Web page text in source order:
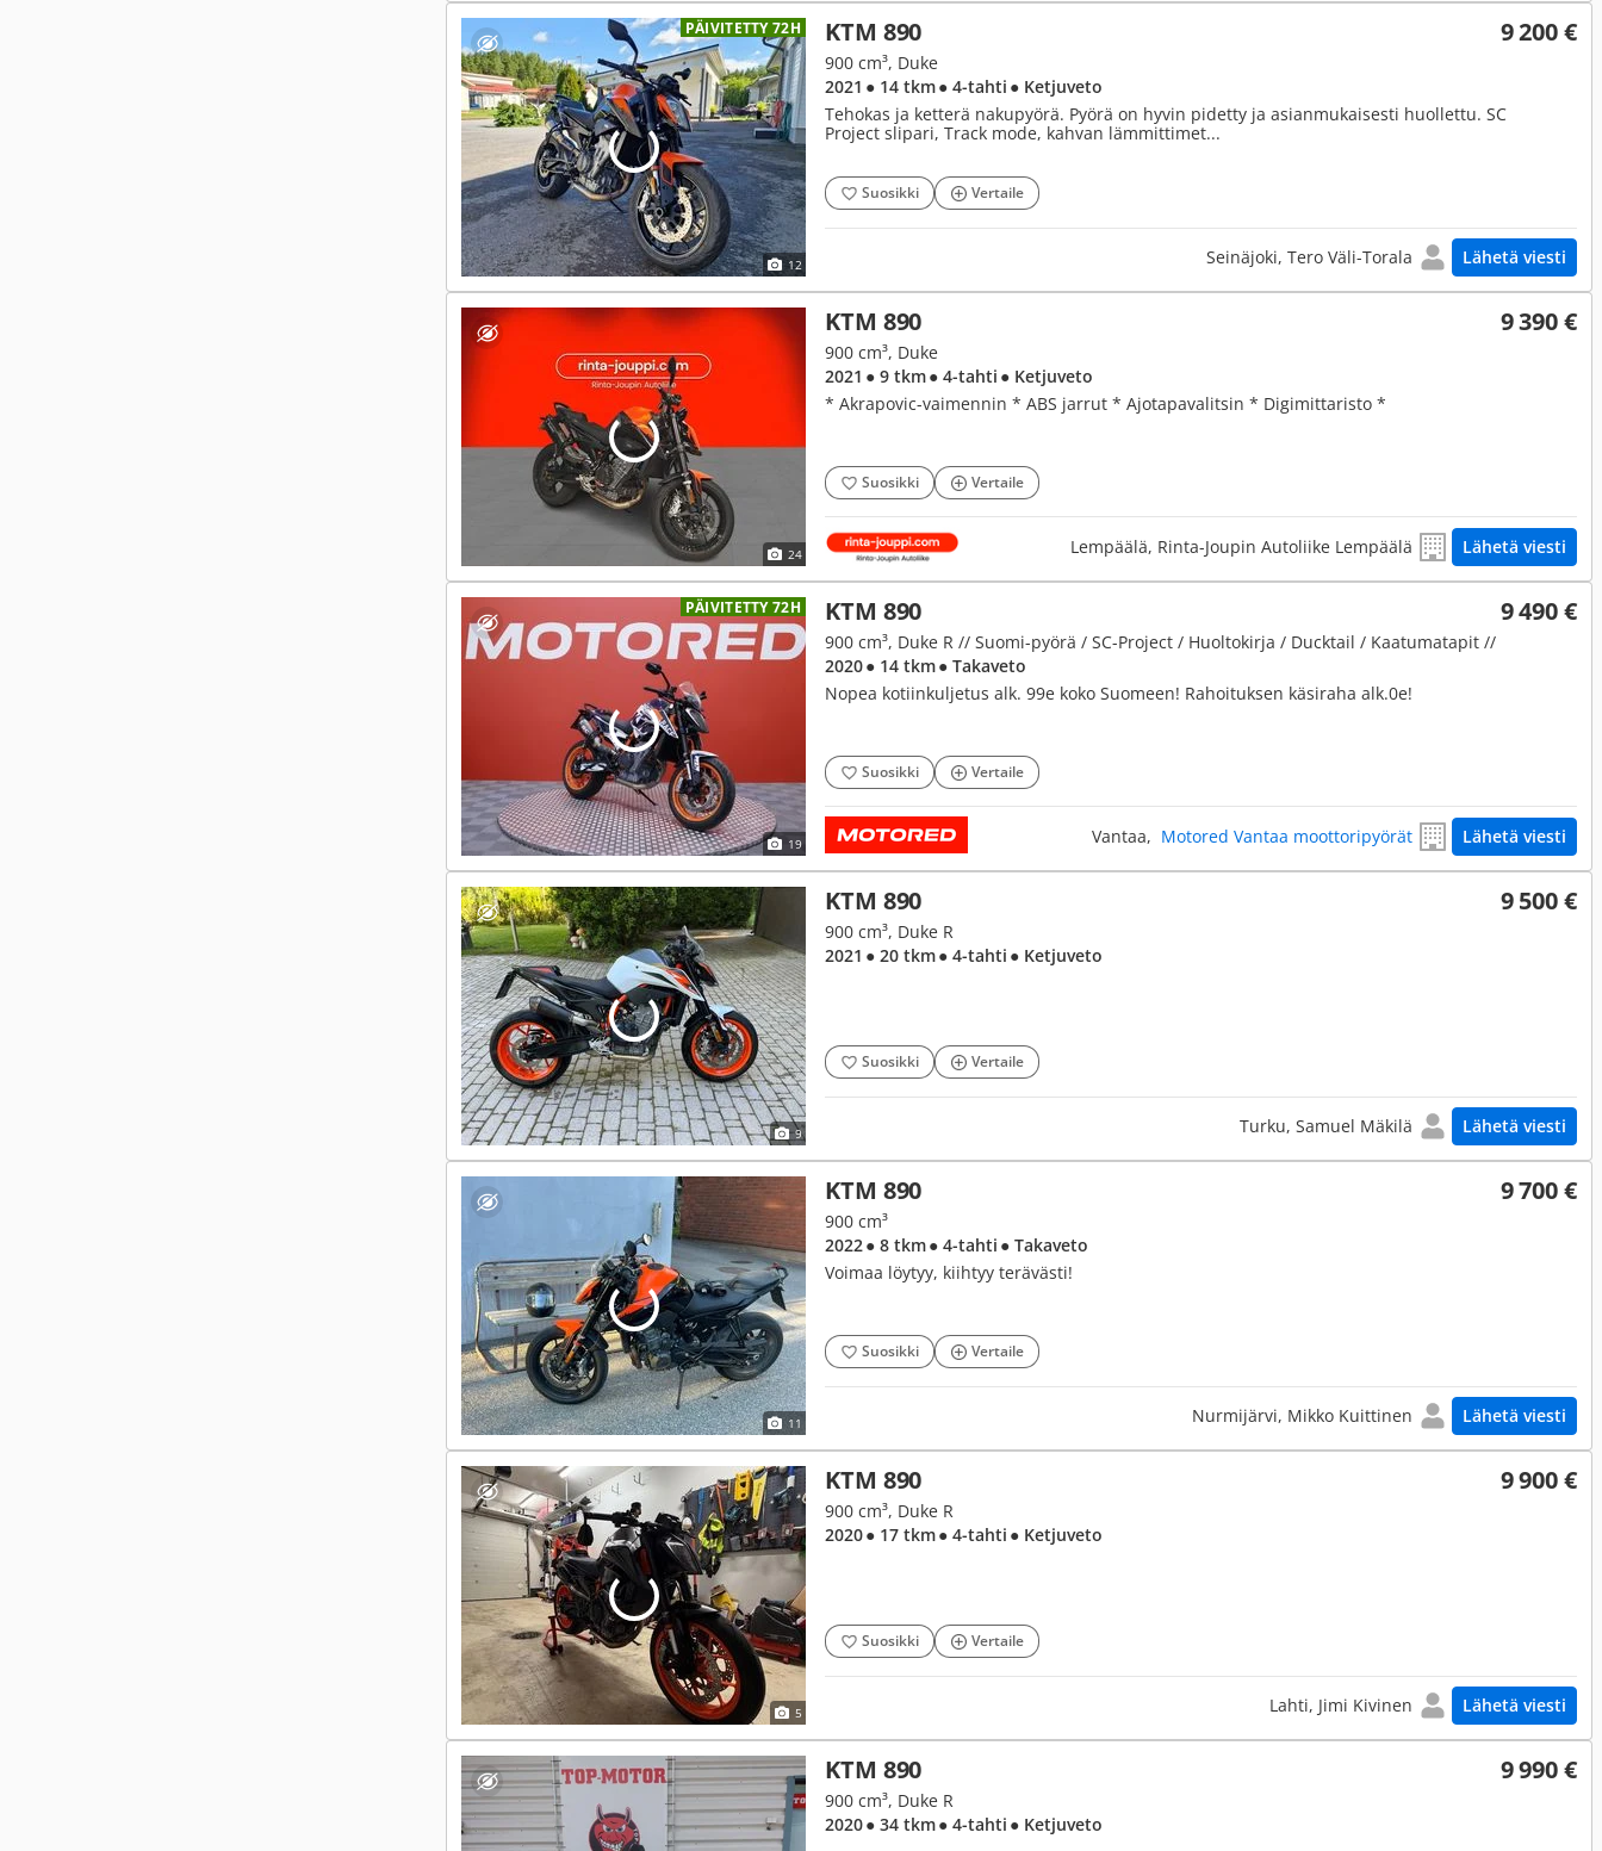
PÄIVITETTY 72H
12
KTM 890 9 200 €
900 cm³, Duke
2021 ● 14 tkm● 4-tahti ● Ketjuveto
Tehokas ja ketterä nakupyörä. Pyörä on hyvin pidetty ja asianmukaisesti huollettu. SC
Project slipari, Track mode, kahvan lämmittimet...
Suosikki Vertaile
Seinäjoki, Tero Väli-Torala Lähetä viesti
24
KTM 890 9 390 €
900 cm³, Duke
2021 ● 9 tkm● 4-tahti ● Ketjuveto
* Akrapovic-vaimennin * ABS jarrut * Ajotapavalitsin * Digimittaristo *
Suosikki Vertaile
Lempäälä, Rinta-Joupin Autoliike Lempäälä Lähetä viesti
PÄIVITETTY 72H
19
KTM 890 9 490 €
900 cm³, Duke R // Suomi-pyörä / SC-Project / Huoltokirja / Ducktail / Kaatumatapit //
2020● 14 tkm● Takaveto
Nopea kotiinkuljetus alk. 99e koko Suomeen! Rahoituksen käsiraha alk.0e!
Suosikki Vertaile
Vantaa, Motored Vantaa moottoripyörät Lähetä viesti
9
KTM 890 9 500 €
900 cm³, Duke R
2021 ● 20 tkm● 4-tahti ● Ketjuveto
Suosikki Vertaile
Turku, Samuel Mäkilä Lähetä viesti
11
KTM 890 9 700 €
900 cm³
2022● 8 tkm● 4-tahti ● Takaveto
Voimaa löytyy, kiihtyy terävästi!
Suosikki Vertaile
Nurmijärvi, Mikko Kuittinen Lähetä viesti
5
KTM 890 9 900 €
900 cm³, Duke R
2020● 17 tkm● 4-tahti ● Ketjuveto
Suosikki Vertaile
Lahti, Jimi Kivinen Lähetä viesti
KTM 890 9 990 €
900 cm³, Duke R
2020● 34 tkm● 4-tahti ● Ketjuveto